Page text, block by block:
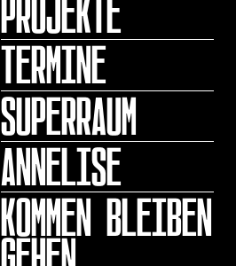
TERMINE
SUPERRAUM
ANNELISE
KOMMEN BLEIBEN
GEHEN